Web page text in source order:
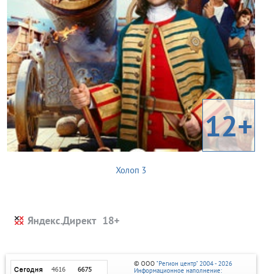
12+
Холоп 3
Яндекс.Директ
© ООО "Регион центр" 2004 - 2026
Информационное наполнение: